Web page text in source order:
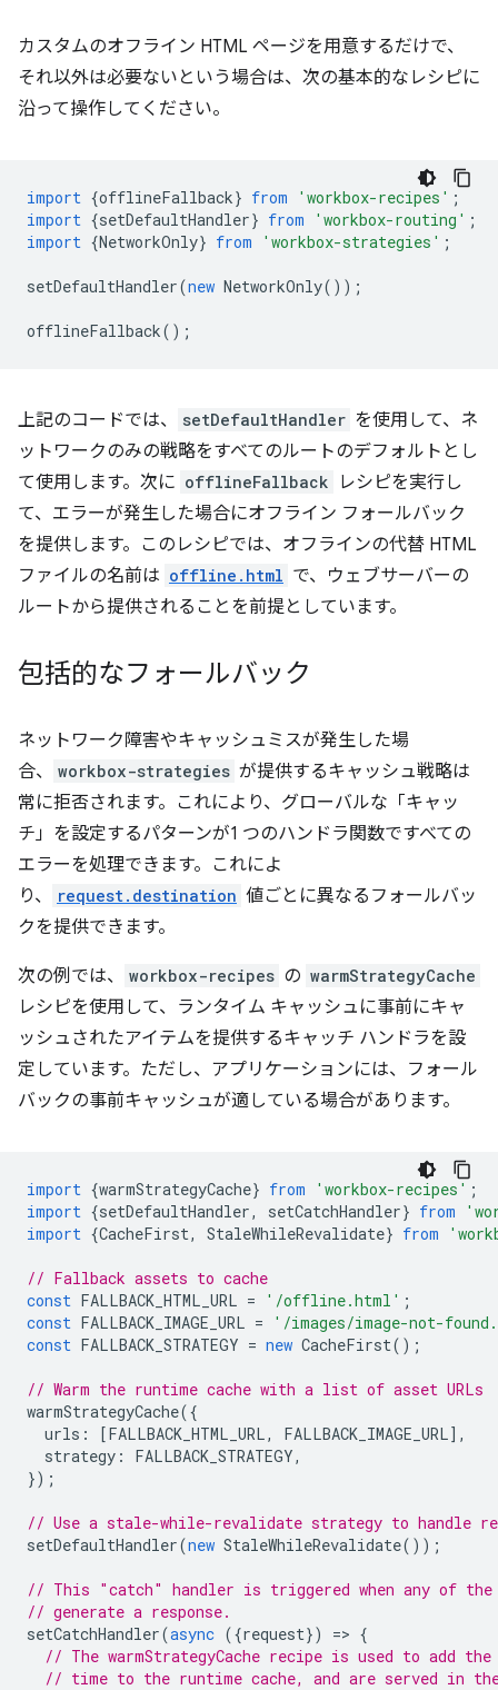
カスタムのオフライン HTML ページを用意するだけで、
それ以外は必要ないという場合は、次の基本的なレシピに
沿って操作してください。
import {offlineFallback} from 'workbox-recipes' ;
import {setDefaultHandler} from 'workbox-routing' ;
import {NetworkOnly} from 'workbox-strategies' ;
setDefaultHandler(new NetworkOnly());
offlineFallback();
上記のコードでは、 setDefaultHandler を使用して、ネ
ットワークのみの戦略をすべてのルートのデフォルトとし
て使用します。次に offlineFallback
レシピを実行し
て、エラーが発生した場合にオフライン フォールバック
を提供します。このレシピでは、オフラインの代替 HTML
ファイルの名前は offline.html で、ウェブサーバーの
ルートから提供されることを前提としています。
包括的なフォールバック
ネットワーク障害やキャッシュミスが発生した場
合、
workbox-strategies が提供するキャッシュ戦略は
常に拒否されます。これにより、グローバルな「キャッ
チ」を設定するパターンが1 つのハンドラ関数ですべての
エラーを処理できます。これによ
り、
request.destination 値ごとに異なるフォールバッ
クを提供できます。
次の例では、 workbox-recipes の warmStrategyCache
レシピを使用して、ランタイム キャッシュに事前にキャ
ッシュされたアイテムを提供するキャッチ ハンドラを設
定しています。ただし、アプリケーションには、フォール
バックの事前キャッシュが適している場合があります。
import {warmStrategyCache} from 'workbox-recipes' ;
import {setDefaultHandler, setCatchHandler} from
import {CacheFirst, StaleWhileRevalidate} from
// Fallback assets to cache
const FALLBACK_HTML_URL = '/offline.html' ;
const FALLBACK_IMAGE_URL =
'/images/image-not-
const FALLBACK_STRATEGY = new CacheFirst();
// Warm the runtime cache with a list of asset URLs
warmStrategyCache({
urls : [FALLBACK_HTML_URL, FALLBACK_IMAGE_URL],
strategy : FALLBACK_STRATEGY,
});
// Use a stale-while-revalidate strategy to handle
setDefaultHandler(new StaleWhileRevalidate());
// This "catch" handler is triggered when any of
// generate a response.
setCatchHandler(async ({request}) => {
// The warmStrategyCache recipe is used to add
// time to the runtime cache, and are served in